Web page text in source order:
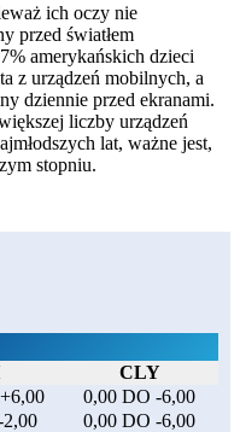
ich oczy nie
przed światłem
amerykańskich dzieci
z urządzeń mobilnych, a
dziennie przed ekranami.
liczby urządzeń
lat, ważne jest,
stopniu.
CLY
0,00 DO -6,00
0,00 DO -6,00